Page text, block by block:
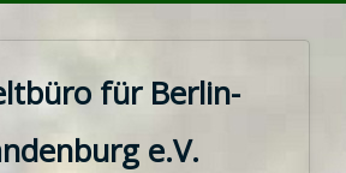
für Berlin-
e.V.